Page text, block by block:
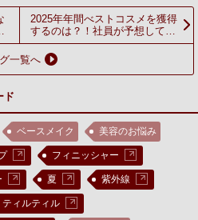
2025年年間べストコスメを獲得
するのは？！社員が予想してみ
た！
一覧へ
ド
ベースメイク 美容のお悩み
フィニッシャー
夏 紫外線
ティルティル